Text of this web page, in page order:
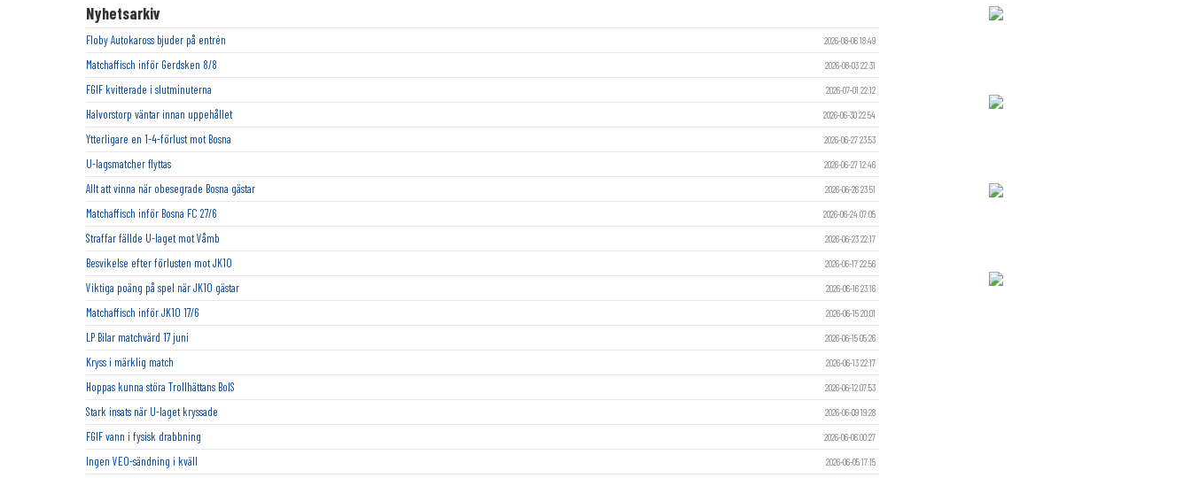
Nyhetsarkiv
Floby Autokaross bjuder på entrén 2026-08-06 18:49
Matchaffisch inför Gerdsken 8/8 2026-08-03 22:31
FGIF kvitterade i slutminuterna 2026-07-01 22:12
Halvorstorp väntar innan uppehållet 2026-06-30 22:54
Ytterligare en 1-4-förlust mot Bosna 2026-06-27 23:53
U-lagsmatcher flyttas 2026-06-27 12:46
Allt att vinna när obesegrade Bosna gästar 2026-06-26 23:51
Matchaffisch inför Bosna FC 27/6 2026-06-24 07:05
Straffar fällde U-laget mot Våmb 2026-06-23 22:17
Besvikelse efter förlusten mot JK10 2026-06-17 22:56
Viktiga poäng på spel när JK10 gästar 2026-06-16 23:16
Matchaffisch inför JK10 17/6 2026-06-15 20:01
LP Bilar matchvärd 17 juni 2026-06-15 05:26
Kryss i märklig match 2026-06-13 22:17
Hoppas kunna störa Trollhättans BoIS 2026-06-12 07:53
Stark insats när U-laget kryssade 2026-06-09 19:28
FGIF vann i fysisk drabbning 2026-06-06 00:27
Ingen VEO-sändning i kväll 2026-06-05 17:15